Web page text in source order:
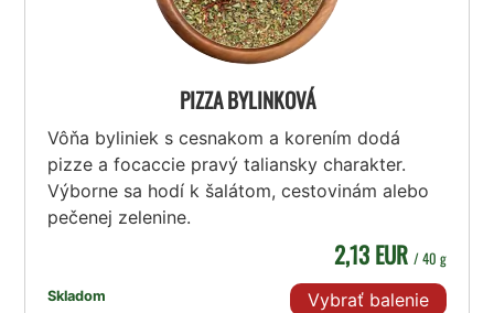
PIZZA BYLINKOVÁ
Vôňa byliniek s cesnakom a korením dodá
pizze a focaccie pravý taliansky charakter.
Výborne sa hodí k šalátom, cestovinám alebo
pečenej zelenine.
Skladom
2,13 EUR / 40 g
Vybrať balenie